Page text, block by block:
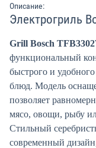
Описание:
Электрогриль
Grill Bosch
функциональный
быстрого и
блюд. Модель
позволяет
мясо, овощи, рыбу
Стильный
современный